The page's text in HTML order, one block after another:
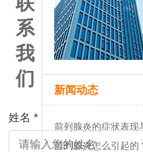
新闻动态
前列腺炎的症状表现
前列腺炎怎么引起的
系
我
们
姓名 *